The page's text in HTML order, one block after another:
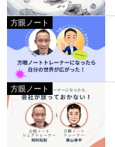
方眼ノート
方眼ノート